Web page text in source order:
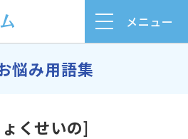
メニュー
悩み用語集
くせいの]